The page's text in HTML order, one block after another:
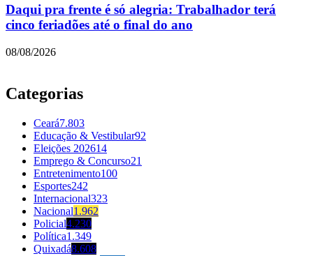
Daqui pra frente é só alegria: Trabalhador terá
cinco feriadões até o final do ano
08/08/2026
Categorias
Ceará7.803
Educação & Vestibular92
Eleições 202614
Emprego & Concurso21
Entretenimento100
Esportes242
Internacional323
Nacional1.962
Policial4.230
Política1.349
Quixadá8.608